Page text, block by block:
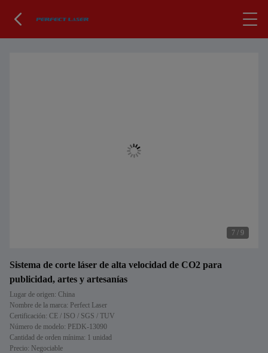
7 / 9
Sistema de corte láser de alta velocidad de CO2 para
publicidad, artes y artesanías
Lugar de origen: China
Nombre de la marca: Perfect Laser
Certificación: CE / ISO / SGS / TUV
Número de modelo: PEDK-13090
Cantidad de orden mínima: 1 unidad
Precio: Negociable